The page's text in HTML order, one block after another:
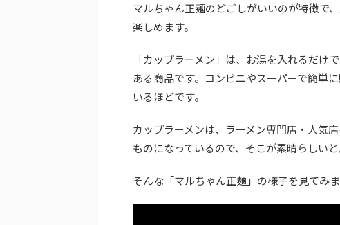
マルちゃん正麺のどごしがいいのが特徴で
楽しめます。
「カップラーメン」は、お湯を入れるだけ
ある商品です。コンビニやスーパーで簡単
いるほどです。
カップラーメンは、ラーメン専門店・人気
ものになっているので、そこが素晴らしいと
そんな「マルちゃん正麺」の様子を見てみま